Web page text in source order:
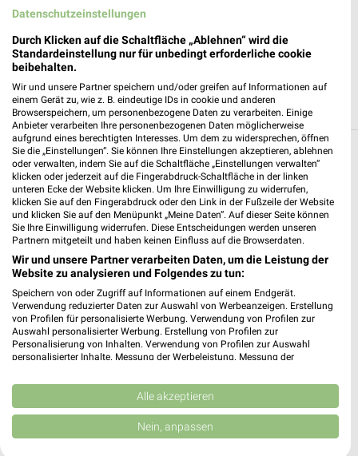
JETZT LADEN UND SPAREN!
Weitere Kik Geschäfte mit Angeboten in und
um Heppenheim (Bergstraße)
5 Geschäfte und Orte
KiK
Tiergartenstr. 5
64646 Heppenheim
463,01 km
Kik Angebote in Bensheim
Bensheim, Deutschland
459,35 km
Datenschutzeinstellungen
Durch Klicken auf die Schaltfläche „Ablehnen“ wird die
Standardeinstellung nur für unbedingt erforderliche cookie
beibehalten.
Wir und unsere Partner speichern und/oder greifen auf Informationen auf
einem Gerät zu, wie z. B. eindeutige IDs in cookie und anderen
Browserspeichern, um personenbezogene Daten zu verarbeiten. Einige
Anbieter verarbeiten Ihre personenbezogenen Daten möglicherweise
aufgrund eines berechtigten Interesses. Um dem zu widersprechen, öffnen
Sie die „Einstellungen“. Sie können Ihre Einstellungen akzeptieren, ablehnen
oder verwalten, indem Sie auf die Schaltfläche „Einstellungen verwalten“
klicken oder jederzeit auf die Fingerabdruck-Schaltfläche in der linken
unteren Ecke der Website klicken. Um Ihre Einwilligung zu widerrufen,
klicken Sie auf den Fingerabdruck oder den Link in der Fußzeile der Website
und klicken Sie auf den Menüpunkt „Meine Daten“. Auf dieser Seite können
Sie Ihre Einwilligung widerrufen. Diese Entscheidungen werden unseren
Partnern mitgeteilt und haben keinen Einfluss auf die Browserdaten.
Wir und unsere Partner verarbeiten Daten, um die Leistung der
Website zu analysieren und Folgendes zu tun:
Speichern von oder Zugriff auf Informationen auf einem Endgerät.
Verwendung reduzierter Daten zur Auswahl von Werbeanzeigen. Erstellung
von Profilen für personalisierte Werbung. Verwendung von Profilen zur
Auswahl personalisierter Werbung. Erstellung von Profilen zur
Personalisierung von Inhalten. Verwendung von Profilen zur Auswahl
personalisierter Inhalte. Messung der Werbeleistung. Messung der
Kombinationen von Daten aus verschiedenen Quellen. Entwicklung und
Verbesserung der Angebote. Verwendung reduzierter Daten zur Auswahl
von Inhalten.
Daten können außerhalb der Europäischen Union weitergegeben und in die
Alle akzeptieren
Nein, anpassen